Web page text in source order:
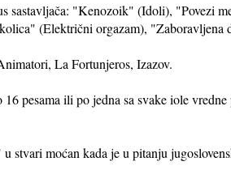
sastavljača: "Kenozoik" (Idoli), "Povezi
(Električni orgazam), "Zaboravljena
La Fortunjeros, Izazov.
pesama ili po jedna sa svake iole
stvari moćan kada je u pitanju